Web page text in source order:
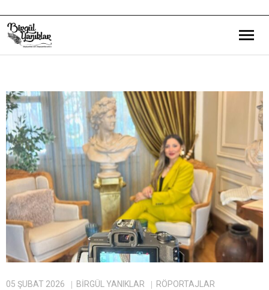
Eğitim Yazılarım
Gezi ve Kültür Yazılarım
Röportajlarım
Destek Olduğum Projeler
Yürüttüğüm Projeler
05 ŞUBAT 2026 BIRGÜL YANIKLAR
RÖPORTAJLAR